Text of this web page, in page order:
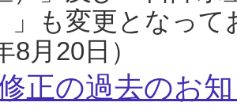
」も変更となっ
8月20日）
正の過去のお